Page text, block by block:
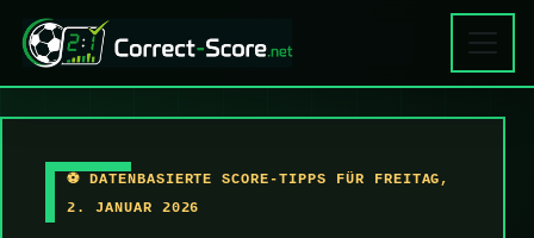
⚽ DATENBASIERTE SCORE-TIPPS FÜR FREITAG,
2. JANUAR 2026